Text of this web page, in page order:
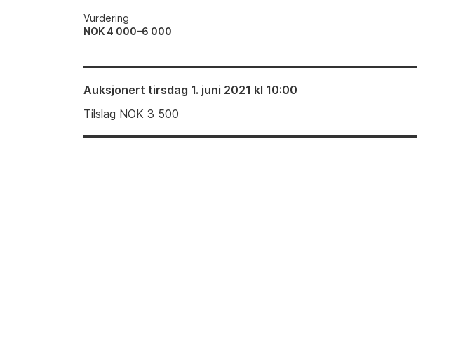
Vurdering
NOK 4 000–6 000
Auksjonert tirsdag 1. juni 2021 kl 10:00
Tilslag NOK3 500